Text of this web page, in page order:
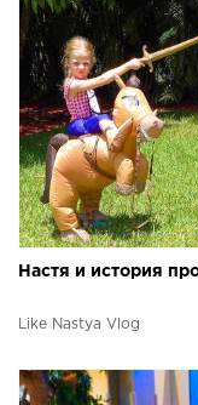
Настя и история
Like Nastya Vlog